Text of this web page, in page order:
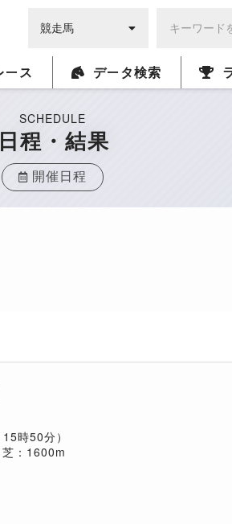
ース データ検索
SCHEDULE
日程・結果
開催日程
時50分）
芝：1600m